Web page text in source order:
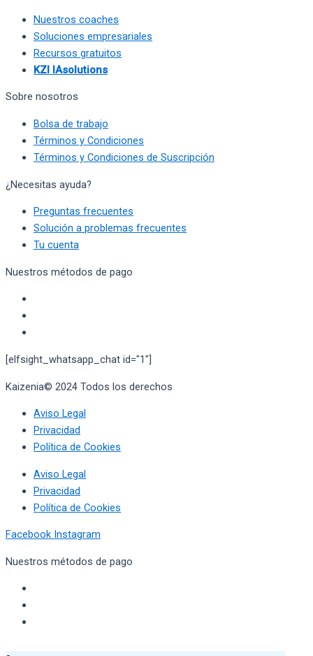
Nuestros coaches
Soluciones empresariales
Recursos gratuitos
KZI IAsolutions
Sobre nosotros
Bolsa de trabajo
Términos y Condiciones
Términos y Condiciones de Suscripción
¿Necesitas ayuda?
Preguntas frecuentes
Solución a problemas frecuentes
Tu cuenta
Nuestros métodos de pago
[elfsight_whatsapp_chat id="1"]
Kaizenia© 2024 Todos los derechos
Aviso Legal
Privacidad
Política de Cookies
Aviso Legal
Privacidad
Política de Cookies
Facebook Instagram
Nuestros métodos de pago